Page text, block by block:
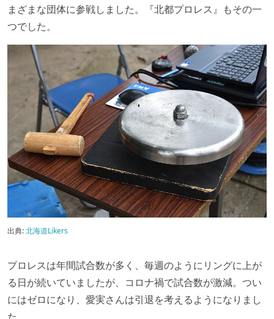
まざまな団体に参戦しました。『北都プロレス』もその一
つでした。
出典:北海道Likers
プロレスは年間試合数が多く、毎週のようにリングに上が
る日が続いていましたが、コロナ禍で試合数が激減。つい
にはゼロになり、愛実さんは引退を考えるようになりまし